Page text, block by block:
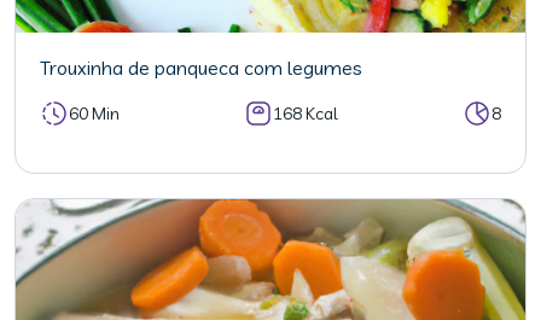
Trouxinha de panqueca com legumes
60 Min 168 Kcal 8